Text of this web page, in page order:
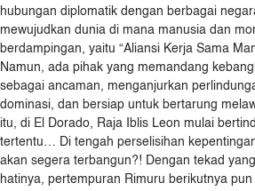
hubungan diplomatik dengan berbagai
mewujudkan dunia di mana manusia dan
berdampingan, yaitu “Aliansi Kerja Sama
Namun, ada pihak yang memandang
sebagai ancaman, menganjurkan
dominasi, dan bersiap untuk bertarung
itu, di El Dorado, Raja Iblis Leon mulai
tertentu… Di tengah perselisihan
akan segera terbangun?! Dengan tekad
hatinya, pertempuran Rimuru berikutnya pun